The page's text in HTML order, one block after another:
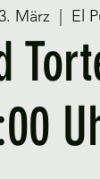
März El